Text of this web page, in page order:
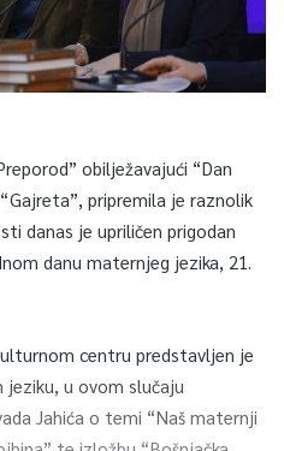
obilježavajući “Dan
pripremila je raznolik
danas je upriličen prigodan
danu maternjeg jezika, 21.
centru predstavljen je
u ovom slučaju
Jahića o temi “Naš maternji